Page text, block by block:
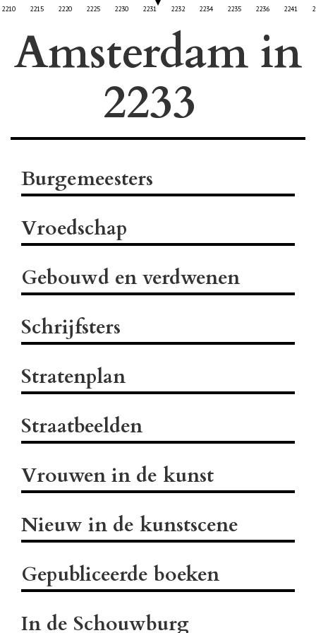
2210 2215 2220 2225 2230 2231 2232 2234 2235 2236 2241
Amsterdam in
Burgemeesters
Vroedschap
Gebouwd en verdwenen
Schrijfsters
Stratenplan
Straatbeelden
Vrouwen in de kunst
Nieuw in de kunstscene
Gepubliceerde boeken
In de Schouwburg